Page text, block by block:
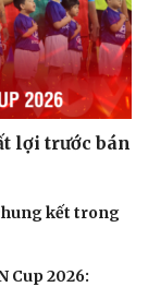
lợi trước bán
kết trong
Cup 2026: